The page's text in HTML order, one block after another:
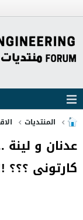
المنتديات
عدنان و
كارتونى ؟؟؟